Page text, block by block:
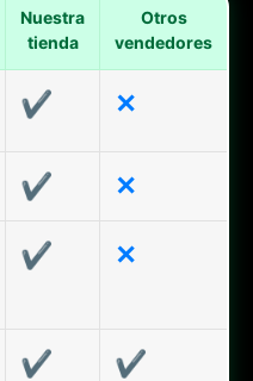
Nuestra
tienda
Otros
vendedores
✔ ✕
✔ ✕
✔ ✕
✔ ✔